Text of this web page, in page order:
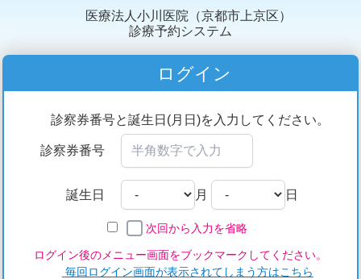
医療法人小川医院（京都市上京区）
診療予約システム
ログイン
診察券番号と誕生日(月日)を入力してください。
診察券番号
誕生日 月 日
次回から入力を省略
ログイン後のメニュー画面をブックマークしてください。
毎回ログイン画面が表示されてしまう方はこちら